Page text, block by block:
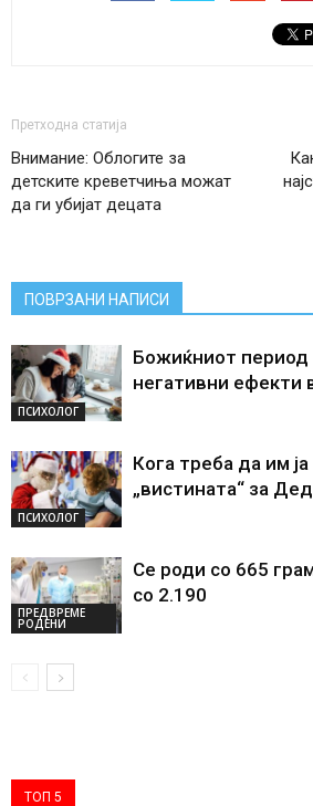
Претходна статија
Внимание: Облогите за
детските креветчиња можат
да ги убијат децата
ПОВРЗАНИ НАПИСИ
ПСИХОЛОГ
Божиќниот
негативни ефекти
ПСИХОЛОГ
Кога треба да им
„вистината“ за
ПРЕДВРЕМЕ
РОДЕНИ
Се роди со 665
со 2.190
ТОП 5